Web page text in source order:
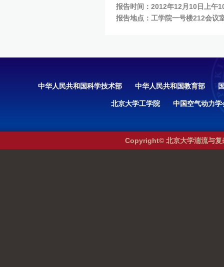
报告时间：2012年12月10日上午
报告地点： 工学院一号楼212会议
中华人民共和国科学技术部 中华人民共和国教育部
北京大学工学院 中国空气动力学
Copyright© 北京大学湍流与